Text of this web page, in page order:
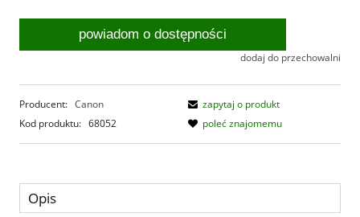
powiadom o dostępności
dodaj do przechowalni
Producent: Canon
Kod produktu: 68052
zapytaj o produkt
poleć znajomemu
Opis